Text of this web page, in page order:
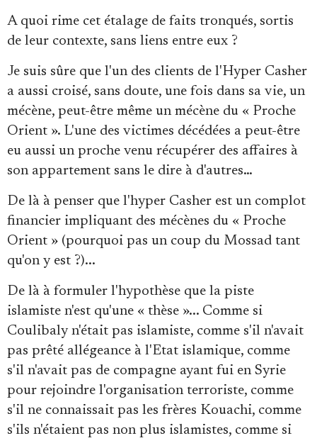
A quoi rime cet étalage de faits tronqués, sortis
de leur contexte, sans liens entre eux ?
Je suis sûre que l'un des clients de l'Hyper Casher
a aussi croisé, sans doute, une fois dans sa vie, un
mécène, peut-être même un mécène du « Proche
Orient ». L'une des victimes décédées a peut-être
eu aussi un proche venu récupérer des affaires à
son appartement sans le dire à d'autres…
De là à penser que l'hyper Casher est un complot
financier impliquant des mécènes du « Proche
Orient » (pourquoi pas un coup du Mossad tant
qu'on y est ?)...
De là à formuler l'hypothèse que la piste
islamiste n'est qu'une « thèse »... Comme si
Coulibaly n'était pas islamiste, comme s'il n'avait
pas prêté allégeance à l'Etat islamique, comme
s'il n'avait pas de compagne ayant fui en Syrie
pour rejoindre l'organisation terroriste, comme
s'il ne connaissait pas les frères Kouachi, comme
s'ils n'étaient pas non plus islamistes, comme si